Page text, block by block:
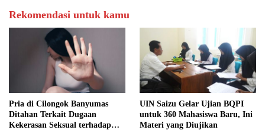
Rekomendasi untuk kamu
Pria di Cilongok Banyumas
Ditahan Terkait Dugaan
Kekerasan Seksual terhadap
UIN Saizu Gelar Ujian BQPI
untuk 360 Mahasiswa Baru, Ini
Materi yang Diujikan